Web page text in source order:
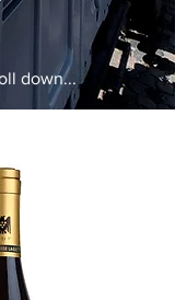
down...